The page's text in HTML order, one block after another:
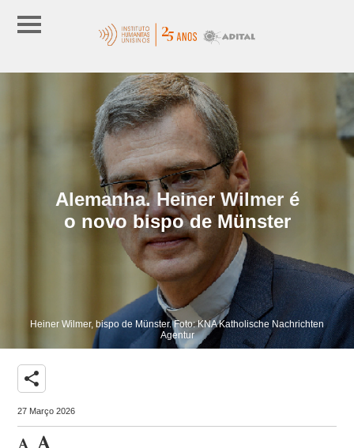
Alemanha. Heiner Wilmer é
o novo bispo de Münster
Heiner Wilmer, bispo de Münster. Foto: KNA Katholische Nachrichten
Agentur
share
27 Março 2026